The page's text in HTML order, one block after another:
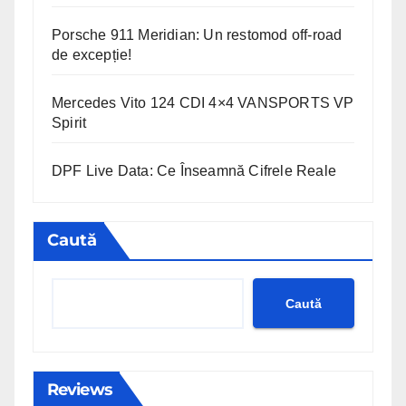
Porsche 911 Meridian: Un restomod off-road
de excepție!
Mercedes Vito 124 CDI 4×4 VANSPORTS VP
Spirit
DPF Live Data: Ce Înseamnă Cifrele Reale
Caută
Caută
Reviews